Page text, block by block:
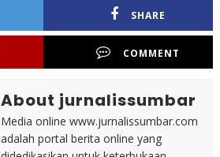
SHARE
COMMENT
About jurnalissumbar
Media online www.jurnalissumbar.com
adalah portal berita online yang